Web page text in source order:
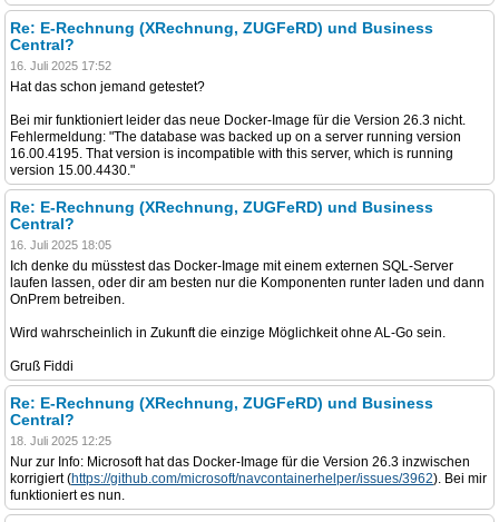
Re: E-Rechnung (XRechnung, ZUGFeRD) und Business
Central?
16. Juli 2025 17:52
Hat das schon jemand getestet?
Bei mir funktioniert leider das neue Docker-Image für die Version 26.3 nicht.
Fehlermeldung: "The database was backed up on a server running version
16.00.4195. That version is incompatible with this server, which is running
version 15.00.4430."
Re: E-Rechnung (XRechnung, ZUGFeRD) und Business
Central?
16. Juli 2025 18:05
Ich denke du müsstest das Docker-Image mit einem externen SQL-Server
laufen lassen, oder dir am besten nur die Komponenten runter laden und dann
OnPrem betreiben.
Wird wahrscheinlich in Zukunft die einzige Möglichkeit ohne AL-Go sein.
Gruß Fiddi
Re: E-Rechnung (XRechnung, ZUGFeRD) und Business
Central?
18. Juli 2025 12:25
Nur zur Info: Microsoft hat das Docker-Image für die Version 26.3 inzwischen
korrigiert (https://github.com/microsoft/navcontainerhelper/issues/3962). Bei mir
funktioniert es nun.